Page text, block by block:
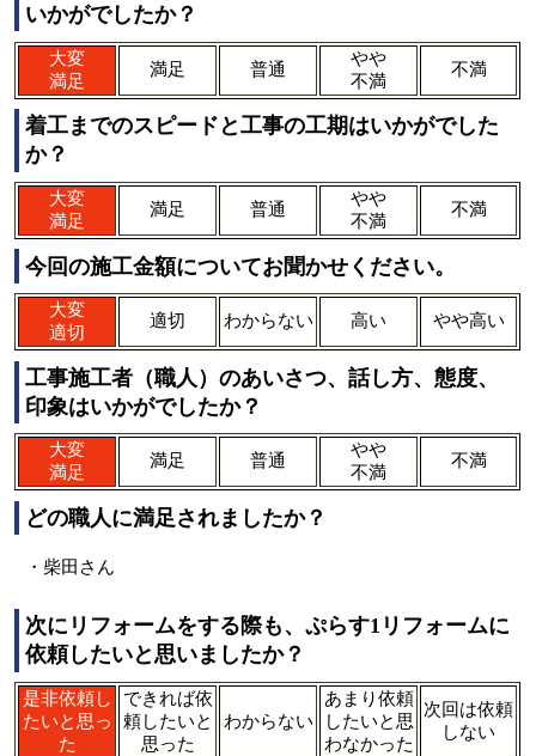
いかがでしたか？
大変
満足
満足 普通
やや
不満
不満
着工までのスピードと工事の工期はいかがでした
か？
大変
満足
満足 普通
やや
不満
不満
今回の施工金額についてお聞かせください。
大変
適切
適切 わからない 高い やや高い
工事施工者（職人）のあいさつ、話し方、態度、
印象はいかがでしたか？
大変
満足
満足 普通
やや
不満
不満
どの職人に満足されましたか？
・柴田さん
次にリフォームをする際も、ぷらす1リフォームに
依頼したいと思いましたか？
是非依頼し
たいと思っ
た
できれば依
頼したいと
思った
わからない
あまり依頼
したいと思
わなかった
次回は依頼
しない